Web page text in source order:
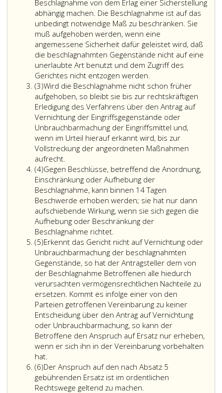
auf
Grund
des
92,
die
ihnen
und
auf
des
in
werden.
Beschlagnahme von dem Erlag einer Sicherstellung
abhängig machen. Die Beschlagnahme ist auf das
unbedingt notwendige Maß zu beschränken. Sie
muß aufgehoben werden, wenn eine
angemessene Sicherheit dafür geleistet wird, daß
die beschlagnahmten Gegenstände nicht auf eine
unerlaubte Art benutzt und dem Zugriff des
Gerichtes nicht entzogen werden.
(3)Absatz
3
Wird die Beschlagnahme nicht schon früher
aufgehoben, so bleibt sie bis zur rechtskräftigen
Erledigung des Verfahrens über den Antrag auf
Vernichtung der Eingriffsgegenstände oder
Unbrauchbarmachung der Eingriffsmittel und,
wenn im Urteil hierauf erkannt wird, bis zur
Vollstreckung der angeordneten Maßnahmen
aufrecht.
(4)Absatz
4
Gegen Beschlüsse, betreffend die Anordnung,
Einschränkung oder Aufhebung der
Beschlagnahme, kann binnen 14 Tagen
Beschwerde erhoben werden; sie hat nur dann
aufschiebende Wirkung, wenn sie sich gegen die
Aufhebung oder Beschränkung der
Beschlagnahme richtet.
(5)Absatz
5
Erkennt das Gericht nicht auf Vernichtung oder
Unbrauchbarmachung der beschlagnahmten
Gegenstände, so hat der Antragsteller dem von
der Beschlagnahme Betroffenen alle hiedurch
verursachten vermögensrechtlichen Nachteile zu
ersetzen. Kommt es infolge einer von den
Parteien getroffenen Vereinbarung zu keiner
Entscheidung über den Antrag auf Vernichtung
oder Unbrauchbarmachung, so kann der
Betroffene den Anspruch auf Ersatz nur erheben,
wenn er sich ihn in der Vereinbarung vorbehalten
hat.
(6)Absatz
6
Der Anspruch auf den nach Absatz 5
gebührenden Ersatz ist im ordentlichen
Rechtswege geltend zu machen.